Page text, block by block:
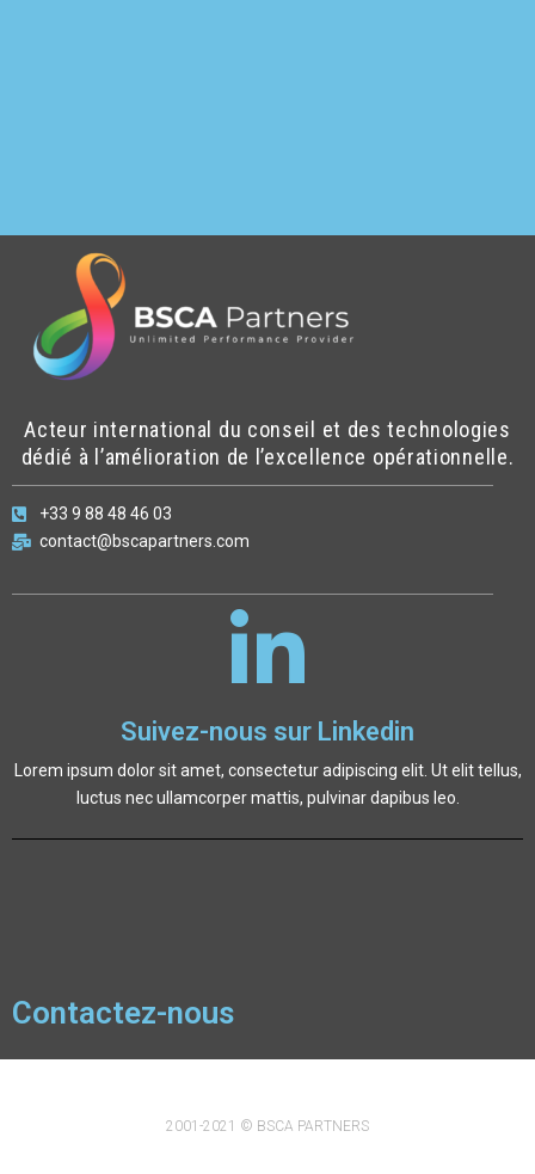
Acteur international du conseil et des technologies
dédié à l’amélioration de l’excellence opérationnelle.
+33 9 88 48 46 03
contact@bscapartners.com
Suivez-nous sur Linkedin
Lorem ipsum dolor sit amet, consectetur adipiscing elit. Ut elit tellus,
luctus nec ullamcorper mattis, pulvinar dapibus leo.
Contactez-nous
2001-2021 © BSCA PARTNERS